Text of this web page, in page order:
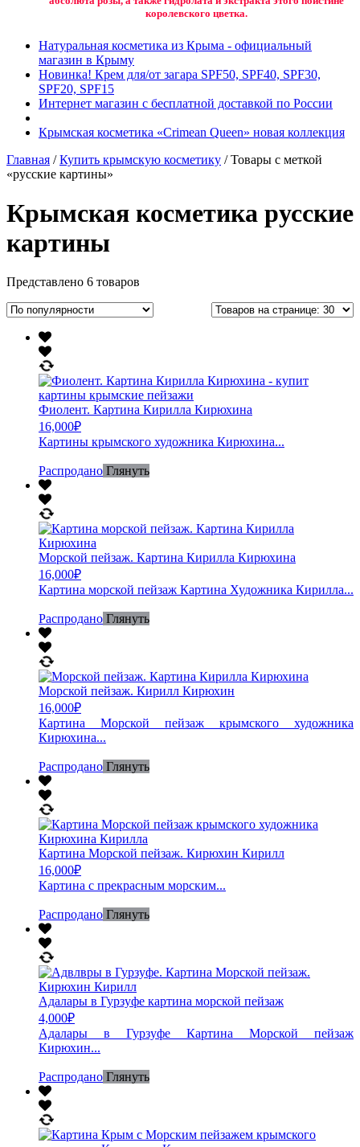
королевского цветка.
Натуральная косметика из Крыма - официальный
магазин в Крыму
Новинка! Крем для/от загара SPF50, SPF40, SPF30,
SPF20, SPF15
Интернет магазин с бесплатной доставкой по России
Крымская косметика «Crimean Queen» новая коллекция
Главная /Купить крымскую косметику / Товары с меткой
«русские картины»
Крымская косметика русские
картины
Представлено 6 товаров
Фиолент. Картина Кирилла Кирюхина
16,000₽
Картины крымского художника Кирюхина...
Распродано Глянуть
Морской пейзаж. Картина Кирилла Кирюхина
16,000₽
Картина морской пейзаж Картина Художника Кирилла...
Распродано Глянуть
Морской пейзаж. Кирилл Кирюхин
16,000₽
Картина Морской пейзаж крымского художника
Кирюхина...
Распродано Глянуть
Картина Морской пейзаж. Кирюхин Кирилл
16,000₽
Картина с прекрасным морским...
Распродано Глянуть
Адалары в Гурзуфе картина морской пейзаж
4,000₽
Адалары в Гурзуфе Картина Морской пейзаж
Кирюхин...
Распродано Глянуть